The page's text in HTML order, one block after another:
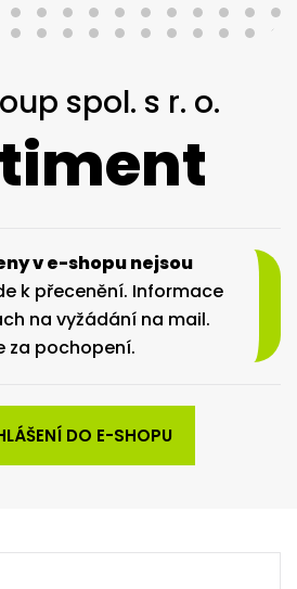
spol. s r. o.
v e-shopu nejsou
k přecenění. Informace
na vyžádání na mail.
za pochopení.
DO E-SHOPU